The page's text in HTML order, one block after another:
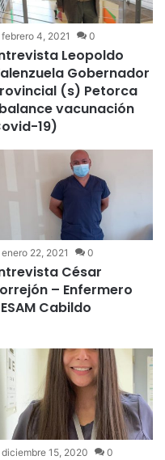
febrero 4, 2021 0
Leopoldo
Gobernador
(s) Petorca
vacunación
19)
enero 22, 2021 0
César
– Enfermero
Cabildo
diciembre 15, 2020 0